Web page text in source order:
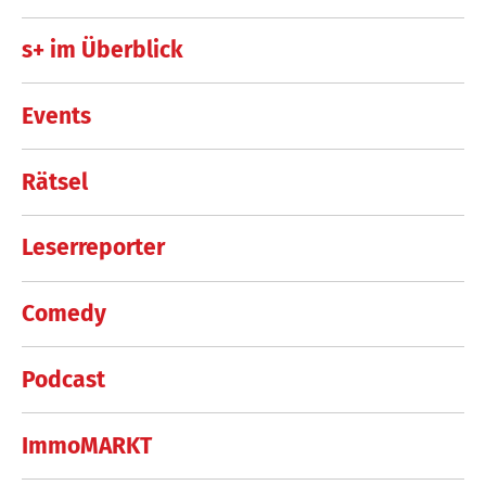
s+ im Überblick
Events
Rätsel
Leserreporter
Comedy
Podcast
ImmoMARKT